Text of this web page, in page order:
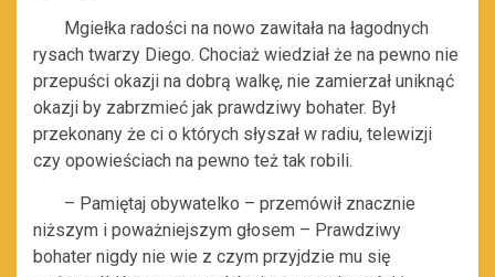
Mgiełka radości na nowo zawitała na łagodnych
rysach twarzy Diego. Chociaż wiedział że na pewno nie
przepuści okazji na dobrą walkę, nie zamierzał uniknąć
okazji by zabrzmieć jak prawdziwy bohater. Był
przekonany że ci o których słyszał w radiu, telewizji
czy opowieściach na pewno też tak robili.
– Pamiętaj obywatelko – przemówił znacznie
niższym i poważniejszym głosem – Prawdziwy
bohater nigdy nie wie z czym przyjdzie mu się